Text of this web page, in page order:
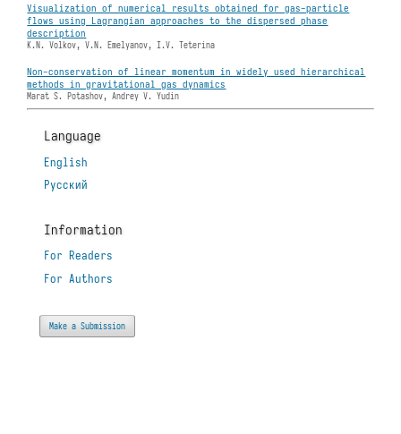
Visualization of numerical results obtained for gas-particle
flows using Lagrangian approaches to the dispersed phase
description
K.N. Volkov, V.N. Emelyanov, I.V. Teterina
Non-conservation of linear momentum in widely used hierarchical
methods in gravitational gas dynamics
Marat S. Potashov, Andrey V. Yudin
Language
English
Русский
Information
For Readers
For Authors
Make a Submission